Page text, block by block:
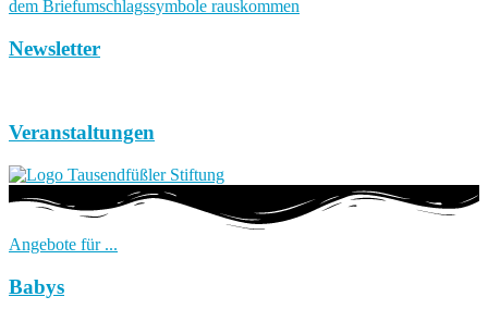
Newsletter
Veranstaltungen
Angebote für ...
Babys